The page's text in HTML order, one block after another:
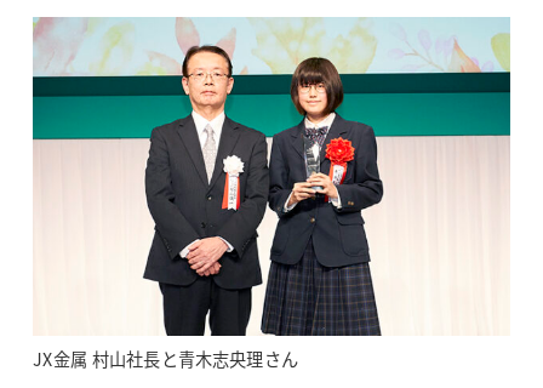
JX金属 村山社長と青木志央理さん